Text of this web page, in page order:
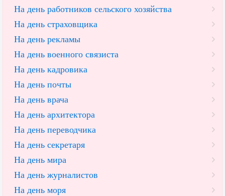
На день работников сельского хозяйства
На день страховщика
На день рекламы
На день военного связиста
На день кадровика
На день почты
На день врача
На день архитектора
На день переводчика
На день секретаря
На день мира
На день журналистов
На день моря